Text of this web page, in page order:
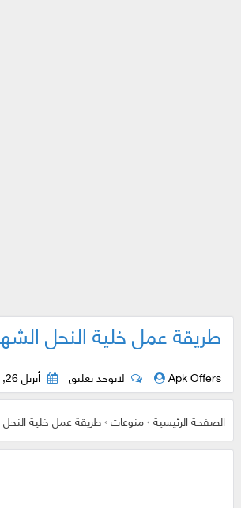
طريقة عمل خلية النحل
Apk Offers لايوجد تعليق أبريل 26, 2020
الصفحة الرئيسية›منوعات›طريقة عمل خلية